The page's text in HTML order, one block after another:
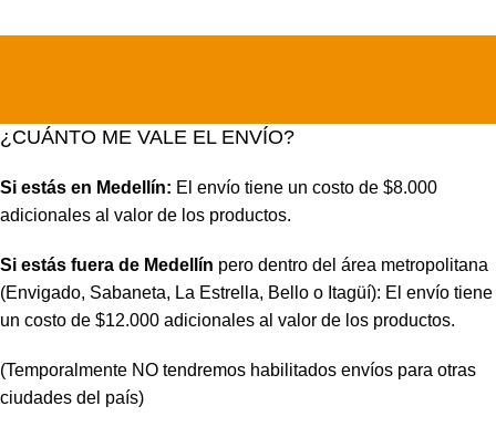
¿CUÁNTO ME VALE EL ENVÍO?
Si estás en Medellín: El envío tiene un costo de $8.000
adicionales al valor de los productos.
Si estás fuera de Medellín pero dentro del área metropolitana
(Envigado, Sabaneta, La Estrella, Bello o Itagüí): El envío tiene
un costo de $12.000 adicionales al valor de los productos.
(Temporalmente NO tendremos habilitados envíos para otras
ciudades del país)